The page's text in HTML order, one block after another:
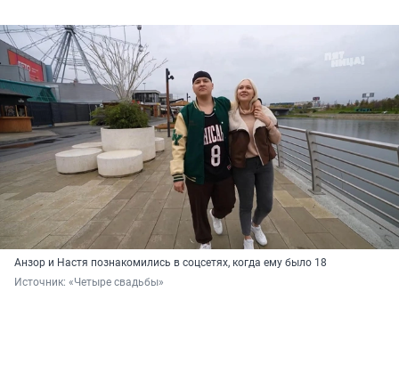
Анзор и Настя познакомились в соцсетях, когда ему было 18
Источник: «Четыре свадьбы»